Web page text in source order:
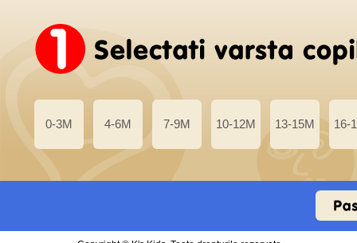
0-3M 4-6M 7-9M 10-12M 13-15M 16-